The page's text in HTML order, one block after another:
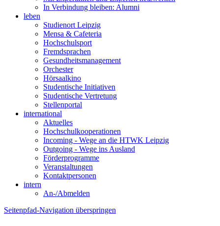
In Verbindung bleiben: Alumni
leben
Studienort Leipzig
Mensa & Cafeteria
Hochschulsport
Fremdsprachen
Gesundheitsmanagement
Orchester
Hörsaalkino
Studentische Initiativen
Studentische Vertretung
Stellenportal
international
Aktuelles
Hochschulkooperationen
Incoming - Wege an die HTWK Leipzig
Outgoing - Wege ins Ausland
Förderprogramme
Veranstaltungen
Kontaktpersonen
intern
An-/Abmelden
Seitenpfad-Navigation überspringen